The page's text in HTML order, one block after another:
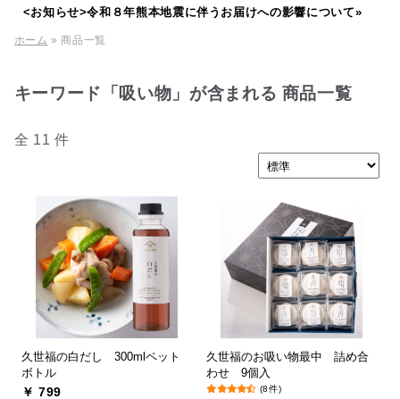
<お知らせ>令和８年熊本地震に伴うお届けへの影響について»
ホーム » 商品一覧
キーワード「吸い物」が含まれる 商品一覧
全 11 件
久世福の白だし 300mlペット
ボトル
￥ 799
久世福のお吸い物最中 詰め合
わせ 9個入
(8件)